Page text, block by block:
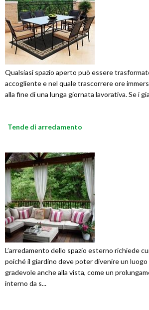
Qualsiasi spazio aperto può essere
accogliente e nel quale trascorrere ore
alla fine di una lunga giornata lavorativa. Se i
Tende di arredamento
L’arredamento dello spazio esterno richiede
poiché il giardino deve poter divenire un
gradevole anche alla vista, come un
interno da s...